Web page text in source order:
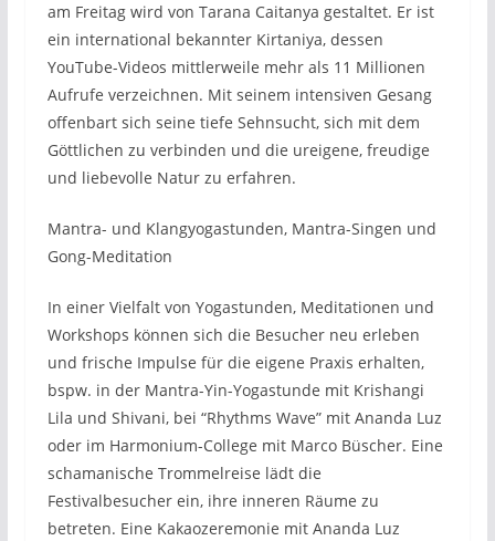
am Freitag wird von Tarana Caitanya gestaltet. Er ist
ein international bekannter Kirtaniya, dessen
YouTube-Videos mittlerweile mehr als 11 Millionen
Aufrufe verzeichnen. Mit seinem intensiven Gesang
offenbart sich seine tiefe Sehnsucht, sich mit dem
Göttlichen zu verbinden und die ureigene, freudige
und liebevolle Natur zu erfahren.
Mantra- und Klangyogastunden, Mantra-Singen und
Gong-Meditation
In einer Vielfalt von Yogastunden, Meditationen und
Workshops können sich die Besucher neu erleben
und frische Impulse für die eigene Praxis erhalten,
bspw. in der Mantra-Yin-Yogastunde mit Krishangi
Lila und Shivani, bei “Rhythms Wave” mit Ananda Luz
oder im Harmonium-College mit Marco Büscher. Eine
schamanische Trommelreise lädt die
Festivalbesucher ein, ihre inneren Räume zu
betreten. Eine Kakaozeremonie mit Ananda Luz